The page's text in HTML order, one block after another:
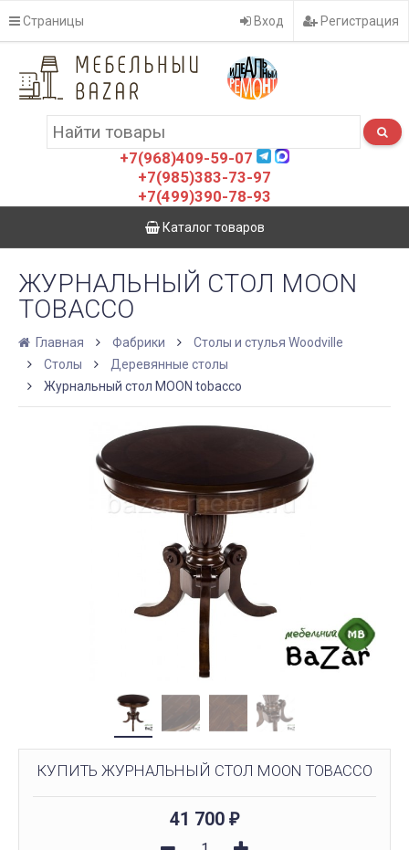
Страницы Вход Регистрация
+7(968)409-59-07
+7(985)383-73-97
+7(499)390-78-93
Каталог товаров
ЖУРНАЛЬНЫЙ СТОЛ MOON
TOBACCO
Главная Фабрики
Столы и стулья Woodville
Столы
Деревянные столы
Журнальный стол MOON tobacco
КУПИТЬ ЖУРНАЛЬНЫЙ СТОЛ MOON TOBACCO
41 700 ₽